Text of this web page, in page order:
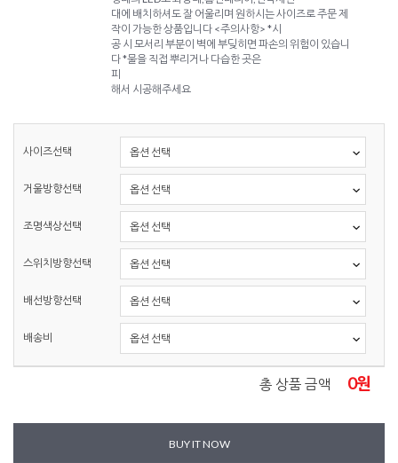
대에 배치하셔도 잘 어울리며 원하시는 사이즈로 주문 제
작이 가능한 상품입니다 <주의사항> *시
공 시 모서리 부분이 벽에 부딪히면 파손의 위험이 있습니
다 *물을 직접 뿌리거나 다습한 곳은
피
해서 시공해주세요
사이즈선택
거울방향선택
조명색상선택
스위치방향선택
배선방향선택
배송비
총 상품 금액 0원
BUY IT NOW